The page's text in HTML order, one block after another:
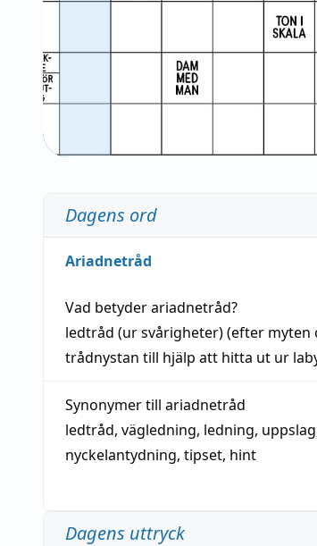
Dagens ord
Ariadnetråd
Vad betyderariadnetråd?
ledtråd (ur svårigheter) (efter myten
trådnystan till hjälp att hitta ut ur
Synonymer till ariadnetråd
ledtråd, vägledning, ledning, uppslag
nyckelantydning, tipset, hint
Dagens uttryck